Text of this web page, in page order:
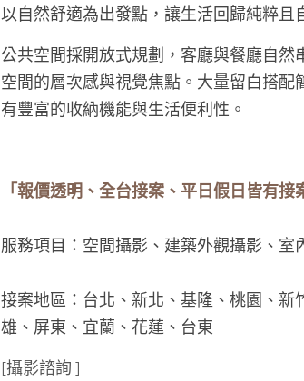
以自然舒適為出發點，讓生活回歸純粹且
公共空間採開放式規劃，客廳與餐廳自
空間的層次感與視覺焦點。大量留白搭
有豐富的收納機能與生活便利性。
「報價透明、全台接案、平日假日皆有接
服務項目：空間攝影、建築外觀攝影、
接案地區：台北、新北、基隆、桃園、
雄、屏東、宜蘭、花蓮、台東
[攝影諮詢 ]